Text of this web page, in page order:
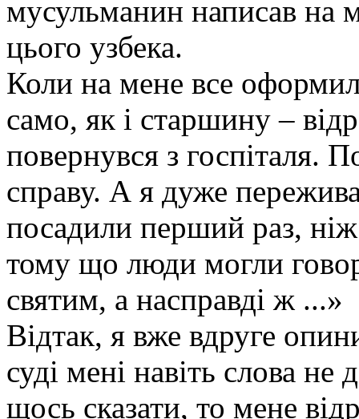
мусульманин написав на
цього узбека.
Коли на мене все
само, як і старшину –
повернувся з госпіталя.
справу. А я дуже
посадили перший раз, ніж
тому що люди могли
святим, а насправді ж ...»
Відтак, я вже вдруге
суді мені навіть слова не
щось сказати, то мене